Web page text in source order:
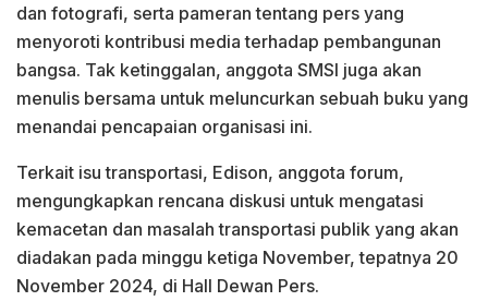
dan fotografi, serta pameran tentang pers yang
menyoroti kontribusi media terhadap pembangunan
bangsa. Tak ketinggalan, anggota SMSI juga akan
menulis bersama untuk meluncurkan sebuah buku yang
menandai pencapaian organisasi ini.
Terkait isu transportasi, Edison, anggota forum,
mengungkapkan rencana diskusi untuk mengatasi
kemacetan dan masalah transportasi publik yang akan
diadakan pada minggu ketiga November, tepatnya 20
November 2024, di Hall Dewan Pers.